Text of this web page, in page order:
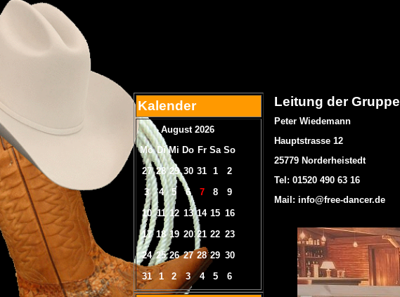
Kalender
August 2026
Mo Di Mi Do Fr Sa So
27 28 29 30 31 1
2
3
4 5 6 7 8
9
10 11 12 13 14 15 16
17 18 19 20 21 22 23
24 25 26 27 28 29 30
31
1 2 3 4 5 6
Leitung der Gruppe
Peter Wiedemann
Hauptstrasse 12
25779 Norderheistedt
Tel: 01520 490 63 16
Mail: info@free-dancer.de